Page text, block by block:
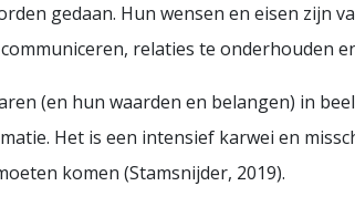
gedaan. Hun wensen en eisen zijn
relaties te onderhouden
(en hun waarden en belangen) in
Het is een intensief karwei en
komen (Stamsnijder, 2019).